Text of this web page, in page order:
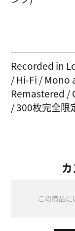
Recorded in
/ Hi-Fi / Mono
Remastered /
/ 300枚完全限
この商品